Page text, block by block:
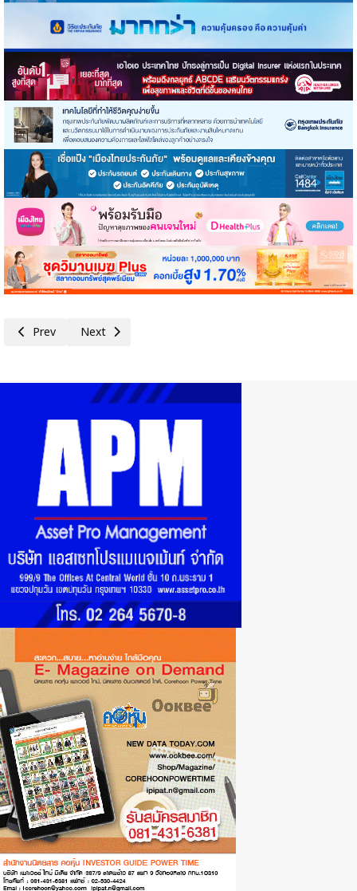
Previous article: ศุภจี ถกกมธ.พาณิชย์และการอุตสาหกรรม วุฒิสภา รับฟังคว
Prev Next article: พาณิชย์ ยกทัพสินค้าชุมชนจาก 4 จังหวัด จัดแสด
Next